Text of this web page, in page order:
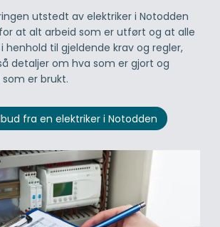
utstedt av elektriker i Notodden
at alt arbeid som er utført og at alle
henhold til gjeldende krav og regler,
detaljer om hva som er gjort og
er brukt.
fra en elektriker i Notodden